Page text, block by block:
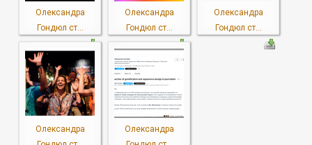
Олександра
Гондюл ст...
Олександра
Гондюл ст...
Олександра
Гондюл ст...
Олександра
Олександра